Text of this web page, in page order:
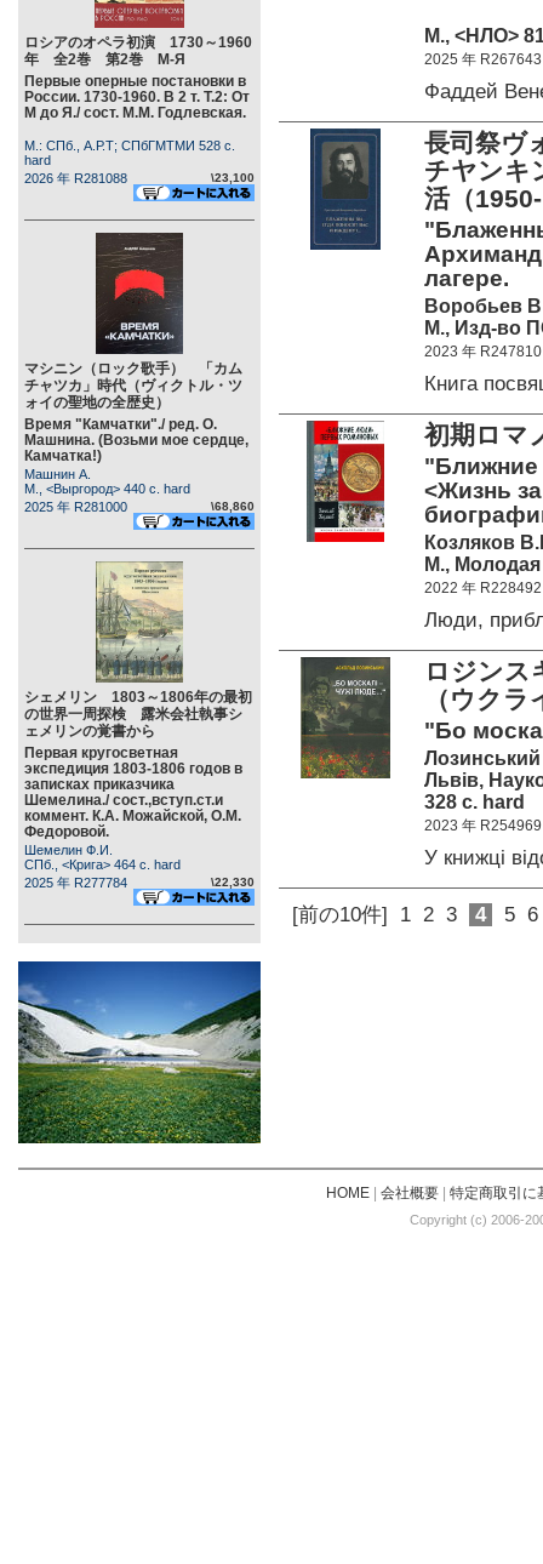
ロシアのオペラ初演 1730～1960
年 全2巻 第2巻 М-Я
Первые оперные постановки в
России. 1730-1960. В 2 т. Т.2: От
М до Я./ сост. М.М. Годлевская.
М.: СПб., А.Р.Т; СПбГМТМИ 528 c.
hard
2026 年 R281088
\23,100
マシニン（ロック歌手） 「カム
チャツカ」時代（ヴィクトル・ツ
ォイの聖地の全歴史）
Время "Камчатки"./ ред. О.
Машнина. (Возьми мое сердце,
Камчатка!)
Машнин А.
М., <Выргород> 440 c. hard
2025 年 R281000
\68,860
シェメリン 1803～1806年の最初
の世界一周探検 露米会社執事シ
ェメリンの覚書から
Первая кругосветная
экспедиция 1803-1806 годов в
записках приказчика
Шемелина./ сост.,вступ.ст.и
коммент. К.А. Можайской, О.М.
Федоровой.
Шемелин Ф.И.
СПб., <Крига> 464 c. hard
2025 年 R277784
\22,330
М., <НЛО>
2025 年 R267643
Фаддей
長司祭ヴ
チヤンキ
活（
лагере.
Воробьев
М., Изд-во
2023 年 R247810
Книга
初期ロマ
<Жизнь
Козляков
М., Молодая
2022 年 R228492
Люди,
ロジン
（ウク
"Бо
Львів,
328 c. hard
2023 年 R254969
У книжці
[前の10件] 1 2 3 4 5 6
HOME| 会社概要| 特定商取引に
Copyright (c) 2006-